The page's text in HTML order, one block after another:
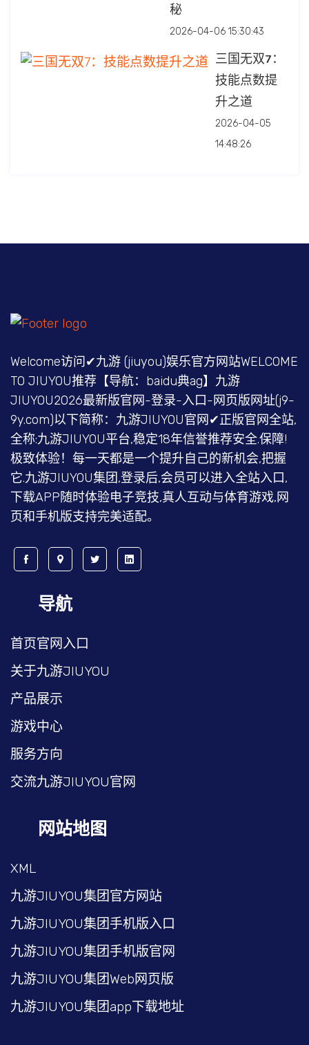
秘
2026-04-06 15:30:43
三国无双7：
技能点数提
升之道
2026-04-05
14:48:26
Welcome访问✔九游 (jiuyou)娱乐官方网站WELCOME
TO JIUYOU推荐【导航：baidu典ag】九游
JIUYOU2026最新版官网-登录-入口-网页版网址(j9-
9y.com)以下简称：九游JIUYOU官网✔正版官网全站,
全称:九游JIUYOU平台,稳定18年信誉推荐安全.保障!
极致体验！每一天都是一个提升自己的新机会,把握
它.九游JIUYOU集团,登录后,会员可以进入全站入口,
下载APP随时体验电子竞技,真人互动与体育游戏,网
页和手机版支持完美适配。
导航
首页官网入口
关于九游JIUYOU
产品展示
游戏中心
服务方向
交流九游JIUYOU官网
网站地图
XML
九游JIUYOU集团官方网站
九游JIUYOU集团手机版入口
九游JIUYOU集团手机版官网
九游JIUYOU集团Web网页版
九游JIUYOU集团app下载地址